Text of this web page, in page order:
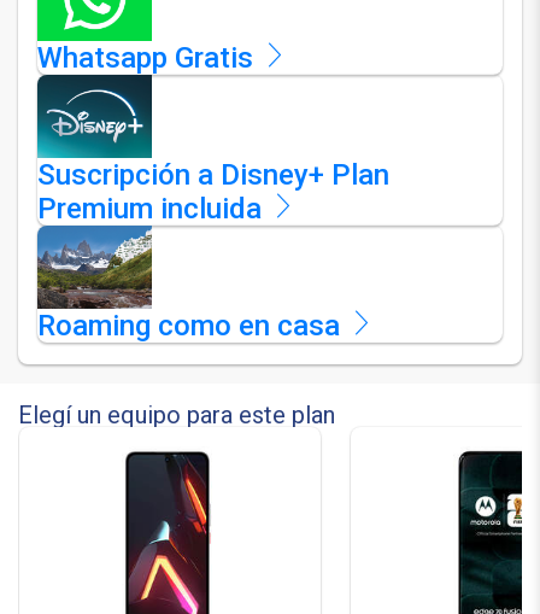
Whatsapp Gratis
Suscripción a Disney+ Plan
Premium incluida
Roaming como en casa
Elegí un equipo para este plan